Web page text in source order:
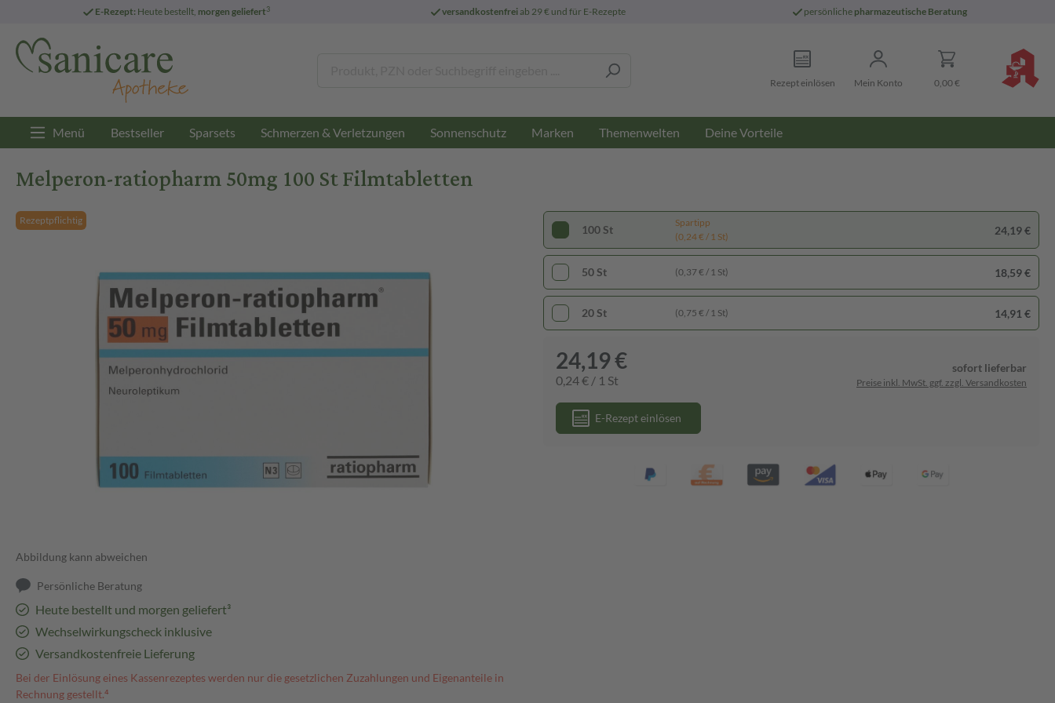
E-Rezept: Heute bestellt, morgen geliefert3 versandkostenfreiab 29 € und für E-Rezepte persönliche pharmazeutische Beratung
Rezept einlösen Mein Konto 0,00 €
Menü Bestseller Sparsets Schmerzen & Verletzungen Sonnenschutz Marken Themenwelten Deine Vorteile
Melperon-ratiopharm 50mg 100 St Filmtabletten
Rezeptpflichtig
Abbildung kann abweichen
Persönliche Beratung
Heute bestellt und morgen geliefert³
Wechselwirkungscheck inklusive
Versandkostenfreie Lieferung
Bei der Einlösung eines Kassenrezeptes werden nur die gesetzlichen Zuzahlungen und Eigenanteile in
Rechnung gestellt.⁴
100 St
Spartipp
(0,24 € / 1 St)
24,19 €
50 St (0,37 € / 1 St) 18,59 €
20 St (0,75 € / 1 St) 14,91 €
24,19 €
0,24 € / 1 St
sofort lieferbar
Preise inkl. MwSt. ggf. zzgl. Versandkosten
E-Rezept einlösen